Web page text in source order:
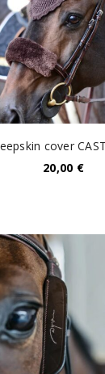
INICIAR
Nome de
PERDEU A
cover
20,00 €